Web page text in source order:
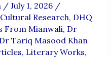
/ July 1, 2026 /
Cultural Research, DHQ
From Mianwali, Dr
Dr Tariq Masood Khan
, Literary Works,